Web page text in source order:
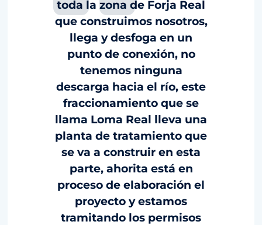
toda la zona de Forja Real
que construimos nosotros,
llega y desfoga en un
punto de conexión, no
tenemos ninguna
descarga hacia el río, este
fraccionamiento que se
llama Loma Real lleva una
planta de tratamiento que
se va a construir en esta
parte, ahorita está en
proceso de elaboración el
proyecto y estamos
tramitando los permisos